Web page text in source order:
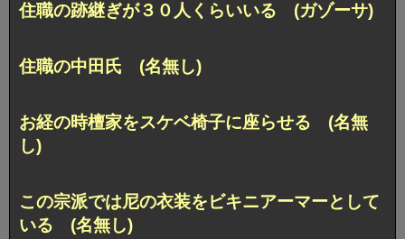
住職の跡継ぎが３０人くらいいる (ガゾーサ)
住職の中田氏 (名無し)
お経の時檀家をスケベ椅子に座らせる (名無
し)
この宗派では尼の衣装をビキニアーマーとして
いる (名無し)